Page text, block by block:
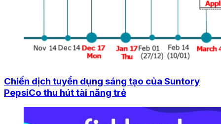
Chiến dịch tuyển dụng sáng tạo của Suntory
PepsiCo thu hút tài năng trẻ